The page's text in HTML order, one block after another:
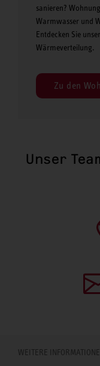
sanieren?
Warmwasser und
Entdecken Sie
Wärmeverteilung.
Zu den
Unser
WEITERE